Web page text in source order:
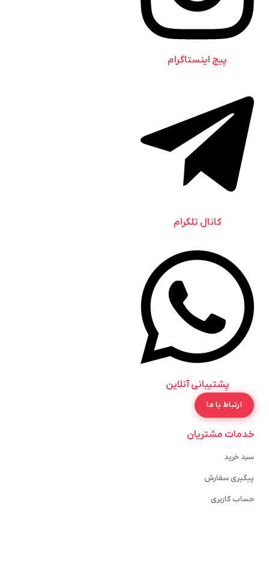
پیج اینستاگرام
کانال تلگرام
پشتیبانی آنلاین
ارتباط با ما
خدمات مشتریان
سبد خرید
پیگیری سفارش
حساب کاربری